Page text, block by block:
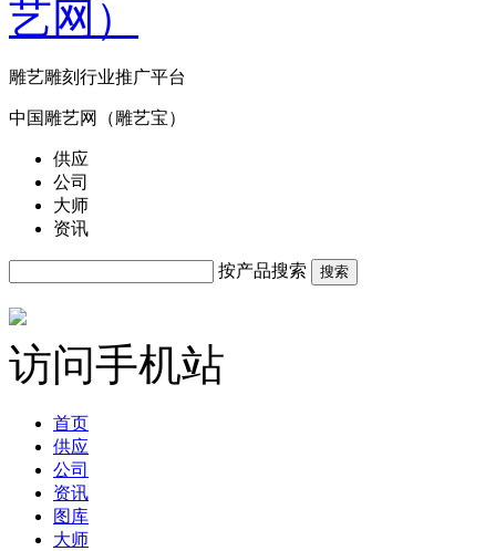
雕艺雕刻行业推广平台
中国雕艺网（雕艺宝）
供应
公司
大师
资讯
按产品搜索 搜索
访问手机站
首页
供应
公司
资讯
图库
大师